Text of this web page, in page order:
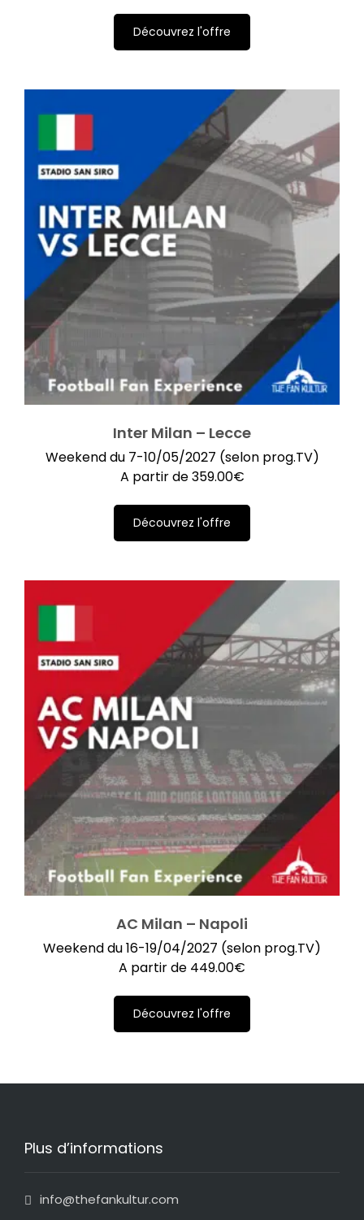
Découvrez l'offre
Inter Milan – Lecce
Weekend du 7-10/05/2027 (selon prog.TV)
A partir de359.00€
Découvrez l'offre
AC Milan – Napoli
Weekend du 16-19/04/2027 (selon prog.TV)
A partir de 449.00€
Découvrez l'offre
Plus d’informations
info@thefankultur.com